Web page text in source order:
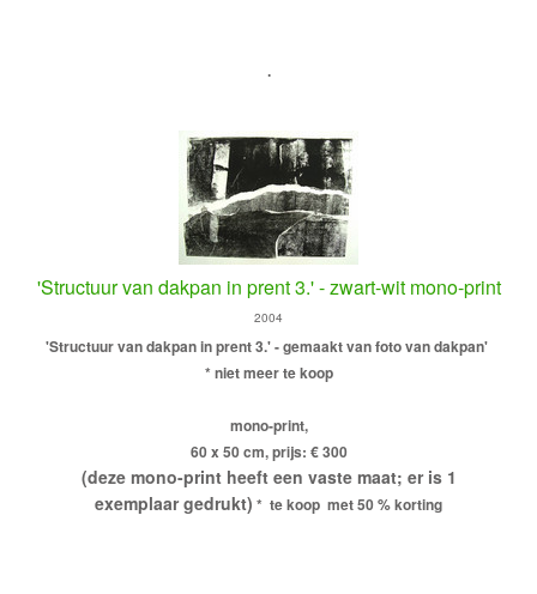
.
'Structuur van dakpan in prent 3.' - zwart-wit mono-print
2004
'Structuur van dakpan in prent 3.' - gemaakt van foto van dakpan'
* niet meer te koop
mono-print,
60 x 50 cm, prijs: € 300
(deze mono-print heeft een vaste maat; er is 1
exemplaar gedrukt) * te koop met 50 % korting